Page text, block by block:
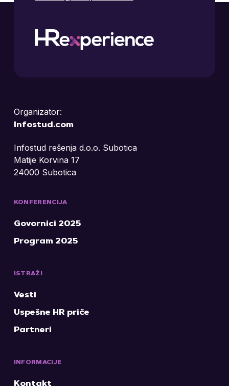
Organizator:
Infostud.com
Infostud rešenja d.o.o. Subotica
Matije Korvina 17
24000 Subotica
KONFERENCIJA
Govornici 2025
Program 2025
ISTRAŽI
Vesti
Uspešne HR priče
Partneri
INFORMACIJE
Kontakt